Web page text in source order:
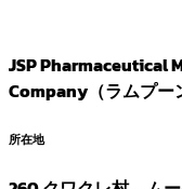
JSP Pharmaceutical
Company（ラムプー
所在地